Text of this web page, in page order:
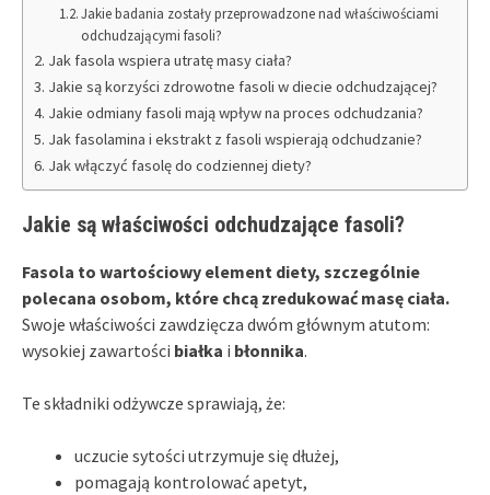
Jakie badania zostały przeprowadzone nad właściwościami
odchudzającymi fasoli?
Jak fasola wspiera utratę masy ciała?
Jakie są korzyści zdrowotne fasoli w diecie odchudzającej?
Jakie odmiany fasoli mają wpływ na proces odchudzania?
Jak fasolamina i ekstrakt z fasoli wspierają odchudzanie?
Jak włączyć fasolę do codziennej diety?
Jakie są właściwości odchudzające fasoli?
Fasola to wartościowy element diety, szczególnie
polecana osobom, które chcą zredukować masę ciała.
Swoje właściwości zawdzięcza dwóm głównym atutom:
wysokiej zawartości białka i błonnika.
Te składniki odżywcze sprawiają, że:
uczucie sytości utrzymuje się dłużej,
pomagają kontrolować apetyt,